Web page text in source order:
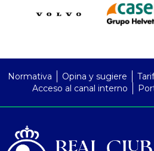
Normativa
Opina y sugiere
Acceso al canal interno